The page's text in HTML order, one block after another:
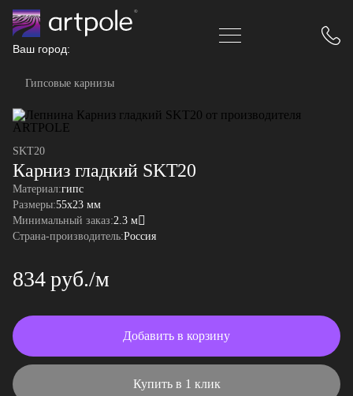
Ваш город:
Гипсовые карнизы
SKT20
Карниз гладкий SKT20
Материал:гипс
Размеры:55x23 мм
Минимальный заказ:2.3 м
Страна-производитель:Россия
834 руб./м
Добавить в корзину
Купить в 1 клик